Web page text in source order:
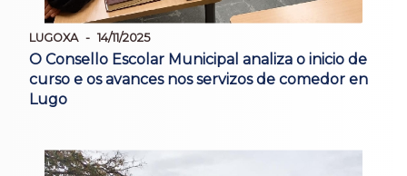
LUGOXA 14/11/2025
O Consello Escolar Municipal analiza o inicio de
curso e os avances nos servizos de comedor en
Lugo